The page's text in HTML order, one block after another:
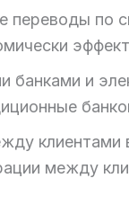
переводы по
банками и
между